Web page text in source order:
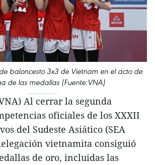
baloncesto 3x3 de Vietnam en el acto de
de las medallas (Fuente:VNA)
Al cerrar la segunda
oficiales de los XXXII
del Sudeste Asiático (SEA
vietnamita consiguió
de oro, incluidas las